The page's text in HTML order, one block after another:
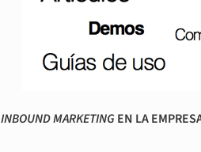
INBOUND MARKETING EN LA